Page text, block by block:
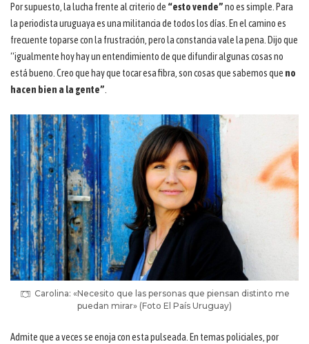
Por supuesto, la lucha frente al criterio de “esto vende”no es simple. Para
la periodista uruguaya es una militancia de todos los días. En el camino es
frecuente toparse con la frustración, pero la constancia vale la pena. Dijo que
“igualmente hoy hay un entendimiento de que difundir algunas cosas no
está bueno. Creo que hay que tocar esa fibra, son cosas que sabemos que no
hacen bien a la gente”
Carolina: «Necesito que las personas que piensan distinto me
puedan mirar» (Foto El País Uruguay)
Admite que a veces se enoja con esta pulseada. En temas policiales, por